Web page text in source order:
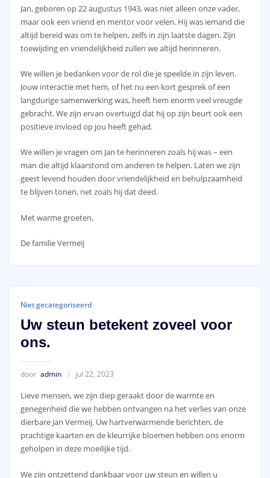
Jan, geboren op 22 augustus 1943, was niet alleen onze vader,
maar ook een vriend en mentor voor velen. Hij was iemand die
altijd bereid was om te helpen, zelfs in zijn laatste dagen. Zijn
toewijding en vriendelijkheid zullen we altijd herinneren.
We willen je bedanken voor de rol die je speelde in zijn leven.
Jouw interactie met hem, of het nu een kort gesprek of een
langdurige samenwerking was, heeft hem enorm veel vreugde
gebracht. We zijn ervan overtuigd dat hij op zijn beurt ook een
positieve invloed op jou heeft gehad.
We willen je vragen om Jan te herinneren zoals hij was – een
man die altijd klaarstond om anderen te helpen. Laten we zijn
geest levend houden door vriendelijkheid en behulpzaamheid
te blijven tonen, net zoals hij dat deed.
Met warme groeten,
De familie Vermeij
Niet gecategoriseerd
Uw steun betekent zoveel voor
ons.
door admin jul 22, 2023
Lieve mensen, we zijn diep geraakt door de warmte en
genegenheid die we hebben ontvangen na het verlies van onze
dierbare Jan Vermeij. Uw hartverwarmende berichten, de
prachtige kaarten en de kleurrijke bloemen hebben ons enorm
geholpen in deze moeilijke tijd.
We zijn ontzettend dankbaar voor uw steun en willen u